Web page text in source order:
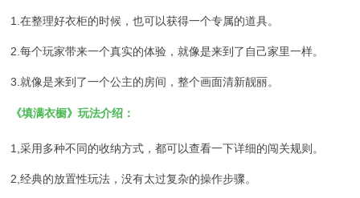
1.在整理好衣柜的时候，也可以获得一个专属的道具。
2.每个玩家带来一个真实的体验，就像是来到了自己家里一样。
3.就像是来到了一个公主的房间，整个画面清新靓丽。
《填满衣橱》玩法介绍：
1,采用多种不同的收纳方式，都可以查看一下详细的闯关规则。
2,经典的放置性玩法，没有太过复杂的操作步骤。